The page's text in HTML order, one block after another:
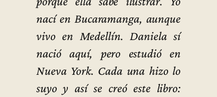
nací en Bucaramanga, aunque
vivo en Medellín. Daniela sí
nació aquí, pero estudió en
Nueva York. Cada una hizo lo
suyo y así se creó este libro: